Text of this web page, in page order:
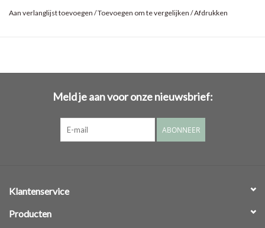
Aan verlanglijst toevoegen /Toevoegen om te vergelijken /Afdrukken
Meld je aan voor onze nieuwsbrief:
ABONNEER
Klantenservice
Producten